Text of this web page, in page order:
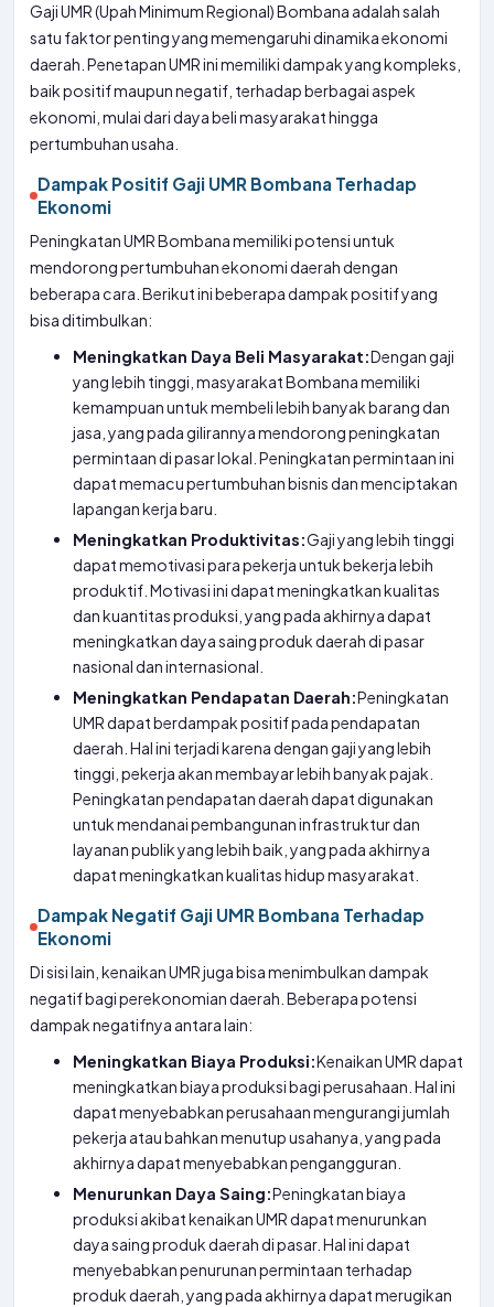
Gaji UMR (Upah Minimum Regional) Bombana adalah salah
satu faktor penting yang memengaruhi dinamika ekonomi
daerah. Penetapan UMR ini memiliki dampak yang kompleks,
baik positif maupun negatif, terhadap berbagai aspek
ekonomi, mulai dari daya beli masyarakat hingga
pertumbuhan usaha.
Dampak Positif Gaji UMR Bombana Terhadap
Ekonomi
Peningkatan UMR Bombana memiliki potensi untuk
mendorong pertumbuhan ekonomi daerah dengan
beberapa cara. Berikut ini beberapa dampak positif yang
bisa ditimbulkan:
Meningkatkan Daya Beli Masyarakat:Dengan gaji
yang lebih tinggi, masyarakat Bombana memiliki
kemampuan untuk membeli lebih banyak barang dan
jasa, yang pada gilirannya mendorong peningkatan
permintaan di pasar lokal. Peningkatan permintaan ini
dapat memacu pertumbuhan bisnis dan menciptakan
lapangan kerja baru.
Meningkatkan Produktivitas:Gaji yang lebih tinggi
dapat memotivasi para pekerja untuk bekerja lebih
produktif. Motivasi ini dapat meningkatkan kualitas
dan kuantitas produksi, yang pada akhirnya dapat
meningkatkan daya saing produk daerah di pasar
nasional dan internasional.
Meningkatkan Pendapatan Daerah:Peningkatan
UMR dapat berdampak positif pada pendapatan
daerah. Hal ini terjadi karena dengan gaji yang lebih
tinggi, pekerja akan membayar lebih banyak pajak.
Peningkatan pendapatan daerah dapat digunakan
untuk mendanai pembangunan infrastruktur dan
layanan publik yang lebih baik, yang pada akhirnya
dapat meningkatkan kualitas hidup masyarakat.
Dampak Negatif Gaji UMR Bombana Terhadap
Ekonomi
Di sisi lain, kenaikan UMR juga bisa menimbulkan dampak
negatif bagi perekonomian daerah. Beberapa potensi
dampak negatifnya antara lain:
Meningkatkan Biaya Produksi:Kenaikan UMR dapat
meningkatkan biaya produksi bagi perusahaan. Hal ini
dapat menyebabkan perusahaan mengurangi jumlah
pekerja atau bahkan menutup usahanya, yang pada
akhirnya dapat menyebabkan pengangguran.
Menurunkan Daya Saing:Peningkatan biaya
produksi akibat kenaikan UMR dapat menurunkan
daya saing produk daerah di pasar. Hal ini dapat
menyebabkan penurunan permintaan terhadap
produk daerah, yang pada akhirnya dapat merugikan